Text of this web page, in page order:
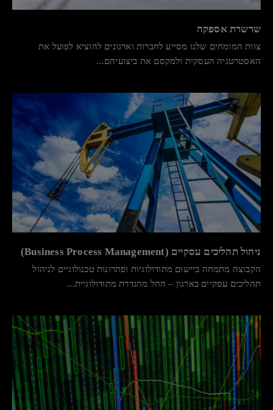
שרשרת אספקה
צוות המומחים שלנו מסייע לחברות וארגונים להוציא לפועל את
האסטרטגיה העסקית ולמקסם את ביצועיהם...
ניהול תהליכים עסקיים (Business Process Management)
הקבוצה מתמחה ביישום מתודולוגיות ופתרונות טכנולוגיים לניהול
תהליכים עסקיים בארגון – החל מהגדרת מתודולוגיית...